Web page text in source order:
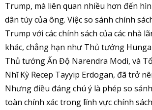
Trump, mà liên quan nhiều hơn đến
dân túy của ông. Việc so sánh chính
Trump với các chính sách của các nhà
khác, chẳng hạn như Thủ tướng
Thủ tướng Ấn Độ Narendra Modi, và
Nhĩ Kỳ Recep Tayyip Erdogan, đã trở
Nhưng điều đáng chú ý là phép so
toàn chính xác trong lĩnh vực chính